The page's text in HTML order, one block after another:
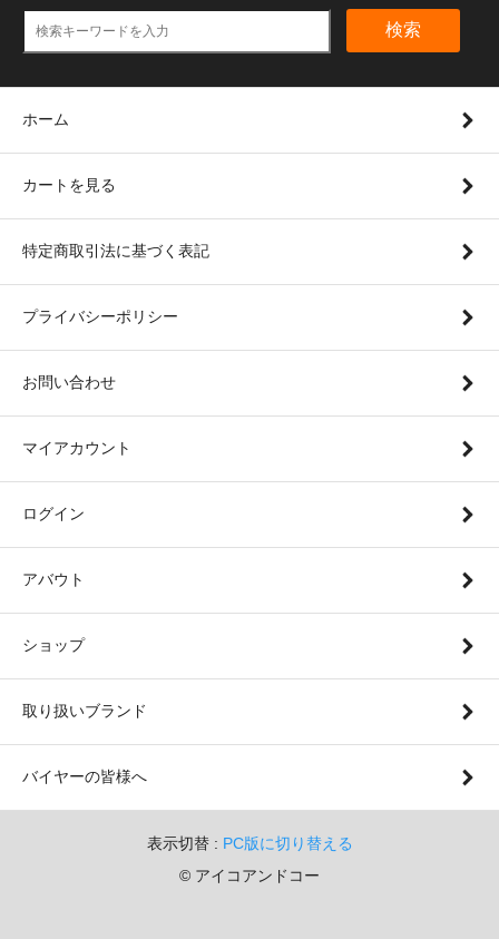
検索
ホーム
カートを見る
特定商取引法に基づく表記
プライバシーポリシー
お問い合わせ
マイアカウント
ログイン
アバウト
ショップ
取り扱いブランド
バイヤーの皆様へ
表示切替 : PC版に切り替える
© アイコアンドコー